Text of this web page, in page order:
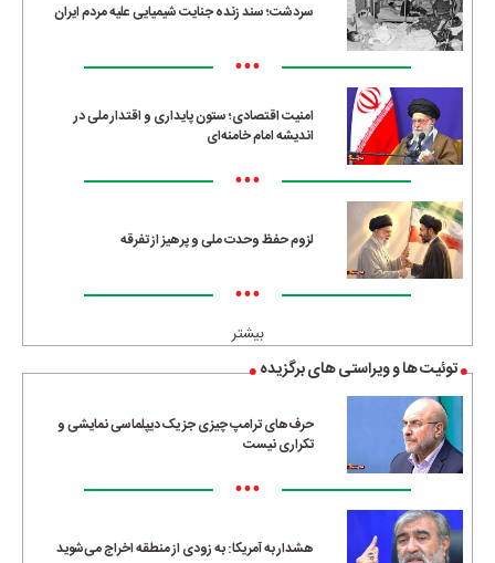
سردشت؛ سند زنده جنایت شیمیایی علیه مردم ایران
•••
امنیت اقتصادی؛ ستون پایداری و اقتدار ملی در
اندیشه امام خامنه‌ای
•••
لزوم حفظ وحدت ملی و پرهیز از تفرقه
•••
بیشتر
توئیت ها و ویراستی های برگزیده
حرف‌های ترامپ چیزی جز یک دیپلماسی نمایشی و
تکراری نیست
•••
هشدار به آمریکا: به زودی از منطقه اخراج می‌شوید